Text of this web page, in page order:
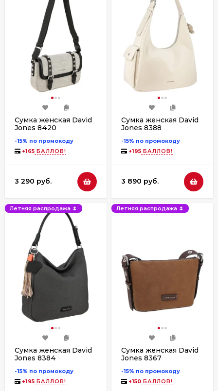
Сумка женская David
Jones 8420
-15% по промокоду
+165 БАЛЛОВ!
3 290 руб.
Сумка женская David
Jones 8388
-15% по промокоду
+195 БАЛЛОВ!
3 890 руб.
Летняя распродажа 🌷
Сумка женская David
Jones 8384
-15% по промокоду
+195 БАЛЛОВ!
Летняя распродажа 🌷
Сумка женская David
Jones 8367
-15% по промокоду
+150 БАЛЛОВ!